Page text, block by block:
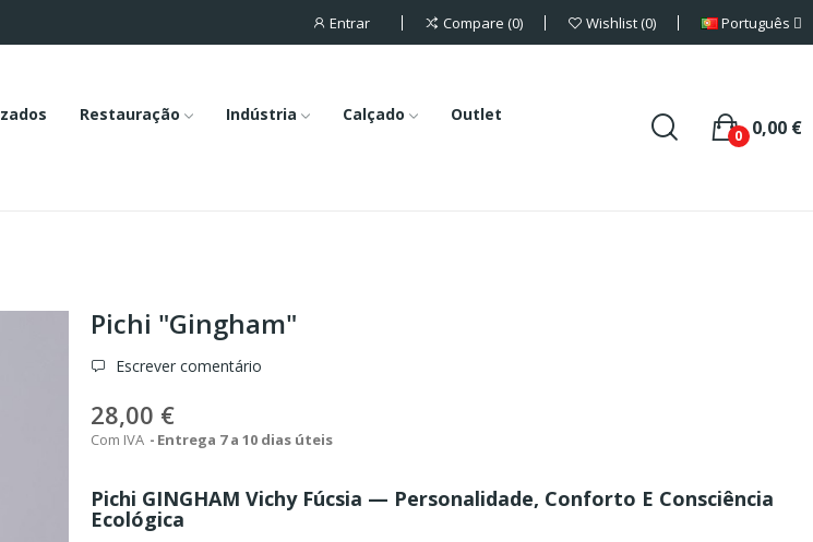
Entrar Compare 0 Wishlist 0 Português
Restauração Indústria Calçado
Outlet
0,00 €
0
Pichi "Gingham"
Escrever comentário
28,00 €
Com IVA Entrega 7 a 10 dias úteis
Pichi GINGHAM Vichy Fúcsia — Personalidade, Conforto E Consciência
Ecológica